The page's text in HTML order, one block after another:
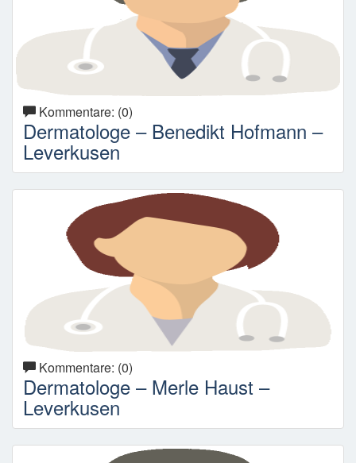
Kommentare: (0)
Dermatologe – Benedikt Hofmann –
Leverkusen
Kommentare: (0)
Dermatologe – Merle Haust –
Leverkusen